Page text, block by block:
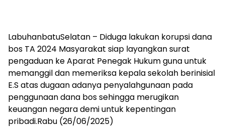
LabuhanbatuSelatan – Diduga lakukan korupsi dana
bos TA 2024 Masyarakat siap layangkan surat
pengaduan ke Aparat Penegak Hukum guna untuk
memanggil dan memeriksa kepala sekolah berinisial
E.S atas dugaan adanya penyalahgunaan pada
penggunaan dana bos sehingga merugikan
keuangan negara demi untuk kepentingan
pribadi.Rabu (26/06/2025)